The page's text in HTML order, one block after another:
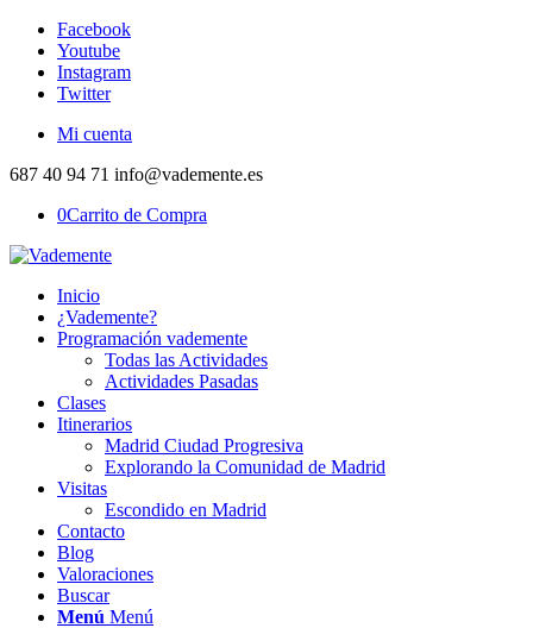
Facebook
Youtube
Instagram
Twitter
Mi cuenta
687 40 94 71 info@vademente.es
0Carrito de Compra
Inicio
¿Vademente?
Programación vademente
Todas las Actividades
Actividades Pasadas
Clases
Itinerarios
Madrid Ciudad Progresiva
Explorando la Comunidad de Madrid
Visitas
Escondido en Madrid
Contacto
Blog
Valoraciones
Buscar
Menú Menú